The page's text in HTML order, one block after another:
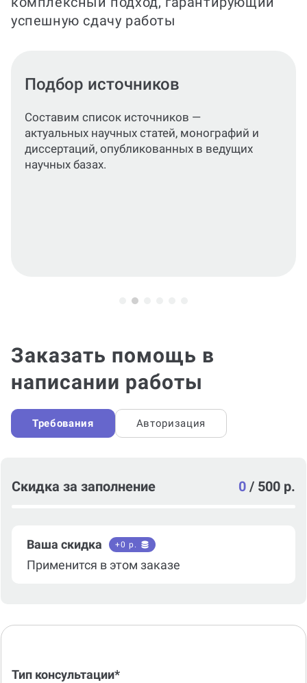
успешную сдачу работы
Подготовка разделов
Сформируем подробный,
структурированный материал,
раскрывающий цели, задачи и
Заказать помощь в
написании работы
Требования Авторизация
Скидка за заполнение 0 / 500 р.
Ваша скидка +0 р.
Применится в этом заказе
Тип консультации*